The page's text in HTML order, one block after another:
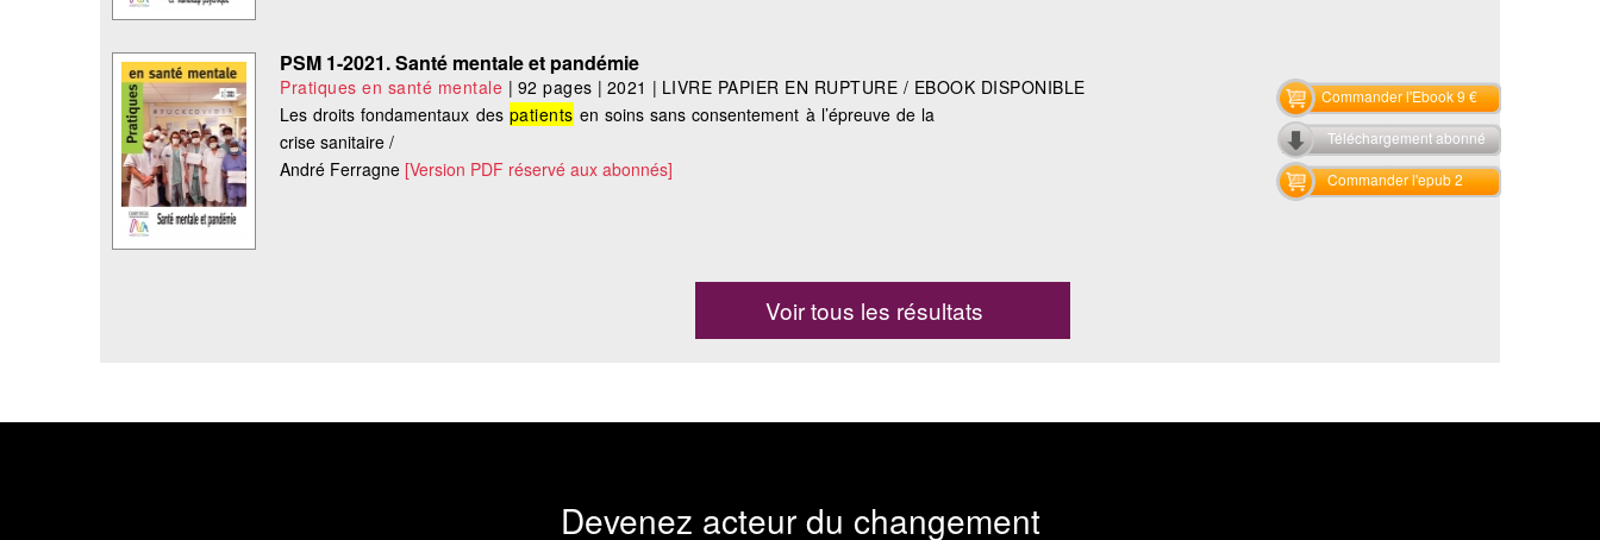
PSM 1-2021. Santé mentale et pandémie
Pratiques en santé mentale | 92 pages | 2021 | LIVRE PAPIER EN RUPTURE / EBOOK DISPONIBLE
Les droits fondamentaux des patients en soins sans consentement à l’épreuve de la
crise sanitaire /
André Ferragne [Version PDF réservé aux abonnés]
Commander l'Ebook 9 €
Téléchargement abonné
Commander l'epub 2
Voir tous les résultats
Devenez acteur du changement